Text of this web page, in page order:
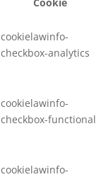
cookielawinfo-
checkbox-analytics
cookielawinfo-
checkbox-functional
cookielawinfo-